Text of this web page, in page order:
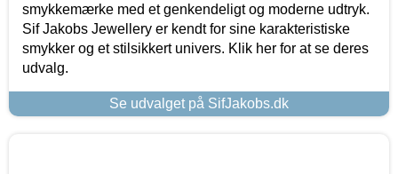
smykkemærke med et genkendeligt og moderne udtryk.
Sif Jakobs Jewellery er kendt for sine karakteristiske
smykker og et stilsikkert univers. Klik her for at se deres
udvalg.
Se udvalget på SifJakobs.dk